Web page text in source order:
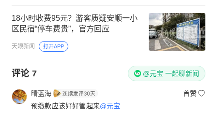
18小时收费95元？游客质疑安顺一小
区民宿“停车费贵”，官方回应
天眼新闻 打开APP
评论 7 @元宝 一起聊新闻
晴蓝海
首赞
预缴款应该好好管起来@元宝